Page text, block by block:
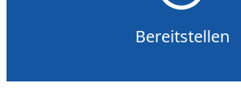
Bereitstellen